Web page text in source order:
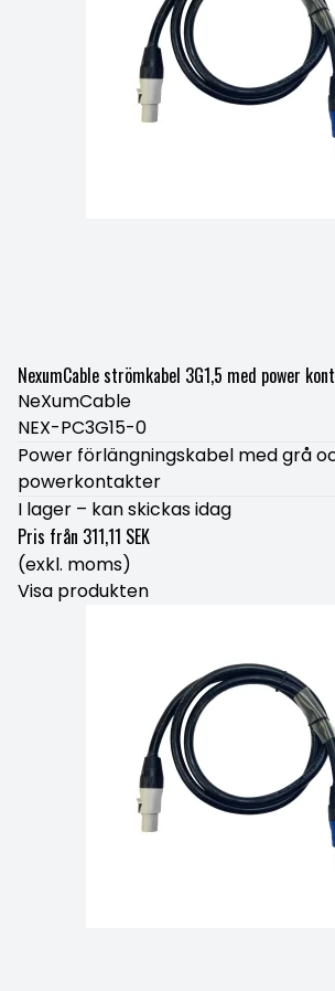
NexumCable strömkabel 3G1,5 med power
NeXumCable
NEX-PC3G15-0
Power förlängningskabel med grå
powerkontakter
I lager – kan skickas idag
Pris från 311,11 SEK
(exkl. moms)
Visa produkten